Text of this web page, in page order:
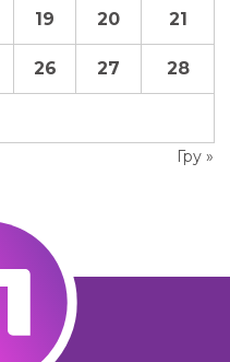
Гру »
19 20 21
26 27 28